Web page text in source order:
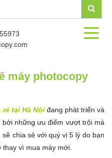
máy photocopy
tại Hà Nộiđang phát triển và
những ưu điểm vượt trội mà
chia sẻ với quý vị 5 lý do bạn
thay vì mua máy mới.